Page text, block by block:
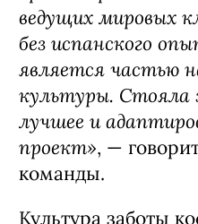
ориентировались
ведущих мировых
без испанского
является частью
культуры. Стояла
лучшее и
проект», — говорит
команды.